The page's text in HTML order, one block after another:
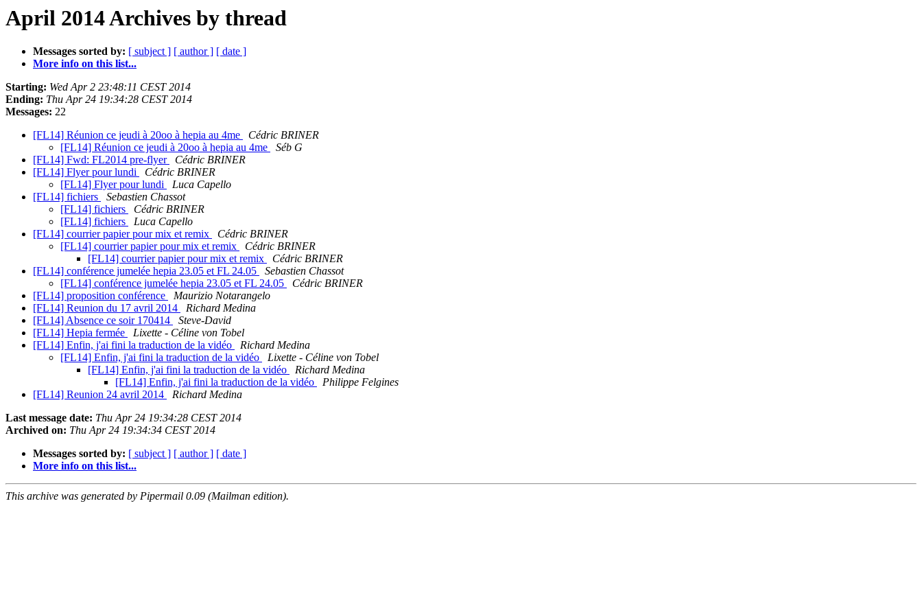
April 2014 Archives by thread
Messages sorted by: [ subject ] [ author ] [ date ]
More info on this list...
Starting: Wed Apr 2 23:48:11 CEST 2014
Ending: Thu Apr 24 19:34:28 CEST 2014
Messages: 22
[FL14] Réunion ce jeudi à 20oo à hepia au 4me
Cédric BRINER
[FL14] Réunion ce jeudi à 20oo à hepia au 4me
Séb G
[FL14] Fwd: FL2014 pre-flyer
Cédric BRINER
[FL14] Flyer pour lundi
Cédric BRINER
[FL14] Flyer pour lundi
Luca Capello
[FL14] fichiers
Sebastien Chassot
[FL14] fichiers
Cédric BRINER
[FL14] fichiers
Luca Capello
[FL14] courrier papier pour mix et remix
Cédric BRINER
[FL14] courrier papier pour mix et remix
Cédric BRINER
[FL14] courrier papier pour mix et remix
Cédric BRINER
[FL14] conférence jumelée hepia 23.05 et FL 24.05
Sebastien Chassot
[FL14] conférence jumelée hepia 23.05 et FL 24.05
Cédric BRINER
[FL14] proposition conférence
Maurizio Notarangelo
[FL14] Reunion du 17 avril 2014
Richard Medina
[FL14] Absence ce soir 170414
Steve-David
[FL14] Hepia fermée
Lixette - Céline von Tobel
[FL14] Enfin, j'ai fini la traduction de la vidéo
Richard Medina
[FL14] Enfin, j'ai fini la traduction de la vidéo
Lixette - Céline von Tobel
[FL14] Enfin, j'ai fini la traduction de la vidéo
Richard Medina
[FL14] Enfin, j'ai fini la traduction de la vidéo
Philippe Felgines
[FL14] Reunion 24 avril 2014
Richard Medina
Last message date: Thu Apr 24 19:34:28 CEST 2014
Archived on: Thu Apr 24 19:34:34 CEST 2014
Messages sorted by: [ subject ] [ author ] [ date ]
More info on this list...
This archive was generated by Pipermail 0.09 (Mailman edition).